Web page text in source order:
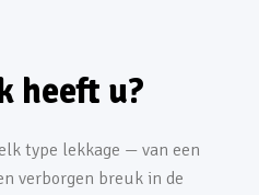
heeft u?
type lekkage — van een
verborgen breuk in de